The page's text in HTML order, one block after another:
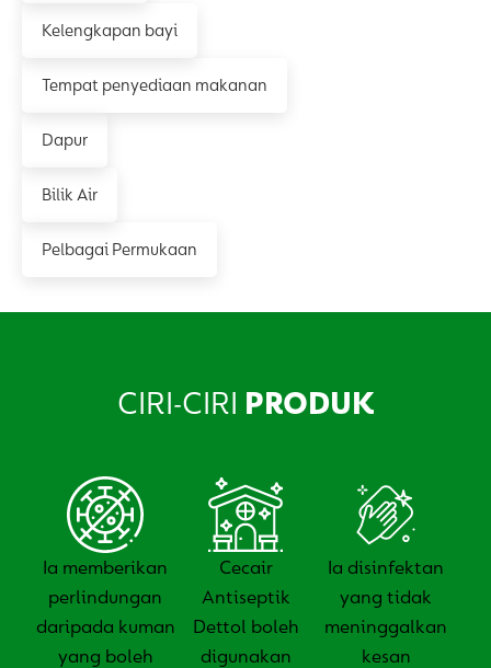
Kelengkapan bayi
Tempat penyediaan makanan
Dapur
Bilik Air
Pelbagai Permukaan
CIRI-CIRI PRODUK
Ia memberikan
perlindungan
daripada kuman
yang boleh
Cecair
Antiseptik
Dettol boleh
digunakan
Ia disinfektan
yang tidak
meninggalkan
kesan